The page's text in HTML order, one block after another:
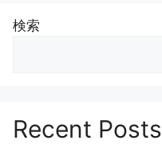
検索
Recent Posts